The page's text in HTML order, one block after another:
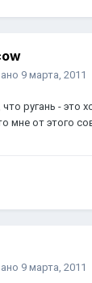
9 марта, 2011
ругань - это
мне от этого
9 марта, 2011